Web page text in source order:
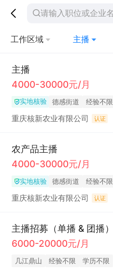
工作区域 主播
主播
4000-30000元/月
实地核验 德感街道 经验不限
重庆核新农业有限公司 认证
农产品主播
4000-30000元/月
实地核验 德感街道 经验不限
重庆核新农业有限公司 认证
主播招募（单播 & 团播）
6000-20000元/月
几江鼎山 经验不限 学历不限